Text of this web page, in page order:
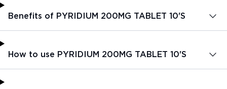
Benefits of PYRIDIUM 200MG TABLET 10'S
How to use PYRIDIUM 200MG TABLET 10'S